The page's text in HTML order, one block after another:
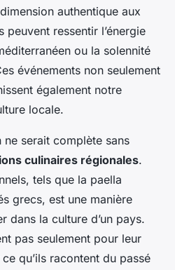
authentique aux
ressentir l’énergie
ou la solennité
événements non seulement
également notre
locale.
serait complète sans
culinaires régionales.
tels que la paella
grecs, est une manière
dans la culture d’un pays.
pas seulement pour leur
qu’ils racontent du passé